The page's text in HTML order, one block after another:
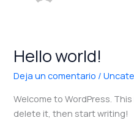
Hello world!
Deja un comentario /
Welcome to WordPress.
delete it, then start writing!
Hello
world!